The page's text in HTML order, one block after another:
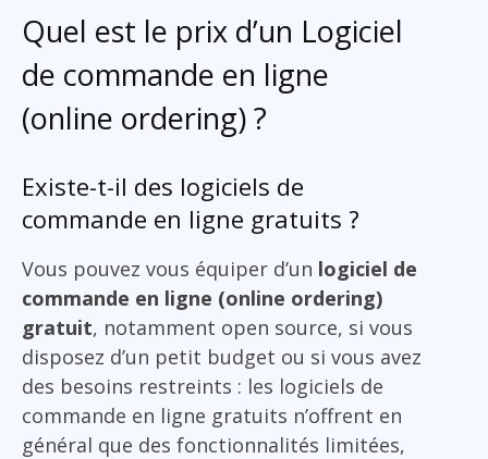
Quel est le prix d’un Logiciel
de commande en ligne
(online ordering) ?
Existe-t-il des logiciels de
commande en ligne gratuits ?
Vous pouvez vous équiper d’un logiciel de
commande en ligne (online ordering)
gratuit, notamment open source, si vous
disposez d’un petit budget ou si vous avez
des besoins restreints : les logiciels de
commande en ligne gratuits n’offrent en
général que des fonctionnalités limitées,